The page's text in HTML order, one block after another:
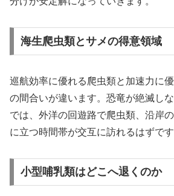
海生爬虫類とサメの得意領域
巡航効率に優れる爬虫類と加速力に
の間合いが違います。恐竜が絶滅し
では、外洋の回遊路で爬虫類、沿岸
に立つ時間帯が交互に訪れるはずです
小型哺乳類はどこへ退くのか